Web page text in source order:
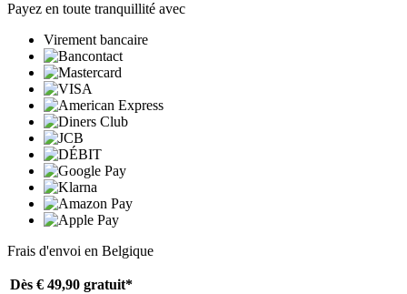
Payez en toute tranquillité avec
Virement bancaire
Frais d'envoi en Belgique
Dès € 49,90 gratuit*